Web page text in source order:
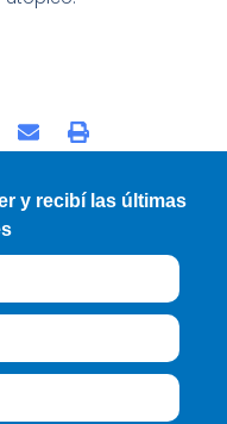
y recibí las últimas